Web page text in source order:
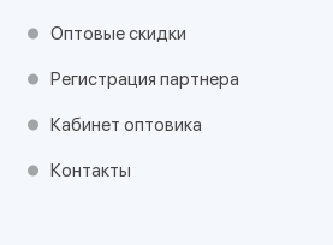
Оптовые скидки
Регистрация партнера
Кабинет оптовика
Контакты